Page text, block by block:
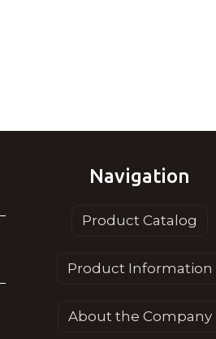
Navigation
Product Catalog
Product Information
About the Company